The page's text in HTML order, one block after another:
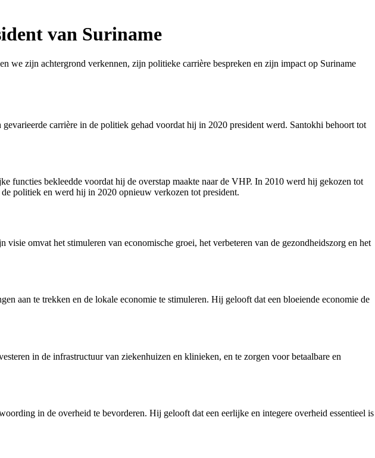
van Suriname
we zijn achtergrond verkennen, zijn politieke carrière bespreken en zijn impact op Suriname
carrière in de politiek gehad voordat hij in 2020 president werd. Santokhi behoort tot
bekleedde voordat hij de overstap maakte naar de VHP. In 2010 werd hij gekozen tot
politiek en werd hij in 2020 opnieuw verkozen tot president.
omvat het stimuleren van economische groei, het verbeteren van de gezondheidszorg en het
aan te trekken en de lokale economie te stimuleren. Hij gelooft dat een bloeiende economie de
in de infrastructuur van ziekenhuizen en klinieken, en te zorgen voor betaalbare en
in de overheid te bevorderen. Hij gelooft dat een eerlijke en integere overheid essentieel is